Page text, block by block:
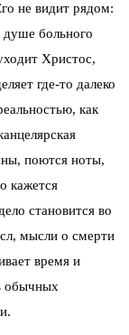
не видит рядом:
больного
Христос,
где-то далеко
как
поются ноты,
кажется
становится во
мысли о смерти
время и
обычных